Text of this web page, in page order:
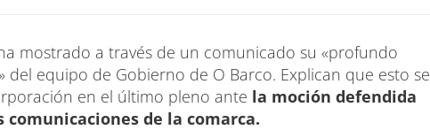
mostrado a través de un comunicado su «profundo
del equipo de Gobierno de O Barco. Explican que esto se
en el último pleno ante la moción defendida
de la comarca.